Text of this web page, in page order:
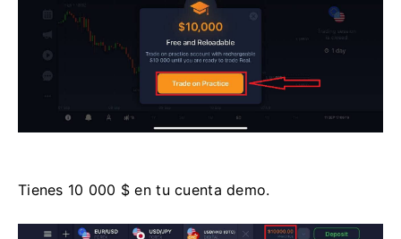
Tienes 10 000 $ en tu cuenta demo.